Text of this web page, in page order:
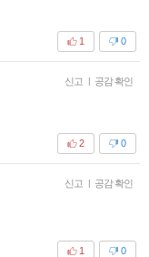
0
1
신고 | 공감 확인
0
2
신고 | 공감 확인
0
1